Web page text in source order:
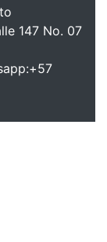
147 No. 07